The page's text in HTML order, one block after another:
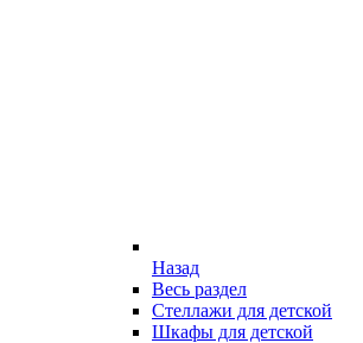
Назад
Весь раздел
Стеллажи для детской
Шкафы для детской